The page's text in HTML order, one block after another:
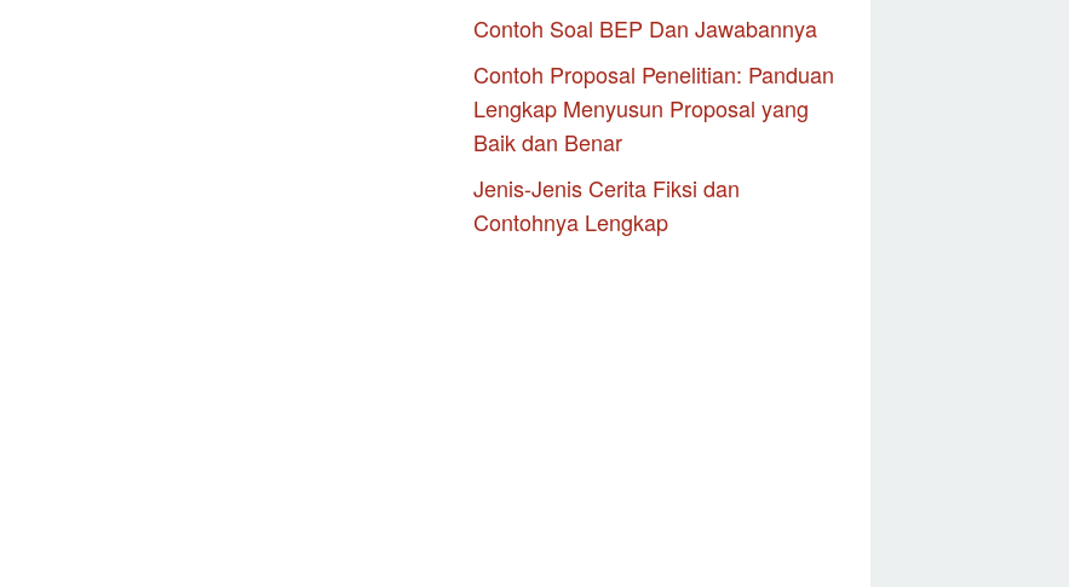
Contoh Soal BEP Dan Jawabannya
Contoh Proposal Penelitian: Panduan
Lengkap Menyusun Proposal yang
Baik dan Benar
Jenis-Jenis Cerita Fiksi dan
Contohnya Lengkap